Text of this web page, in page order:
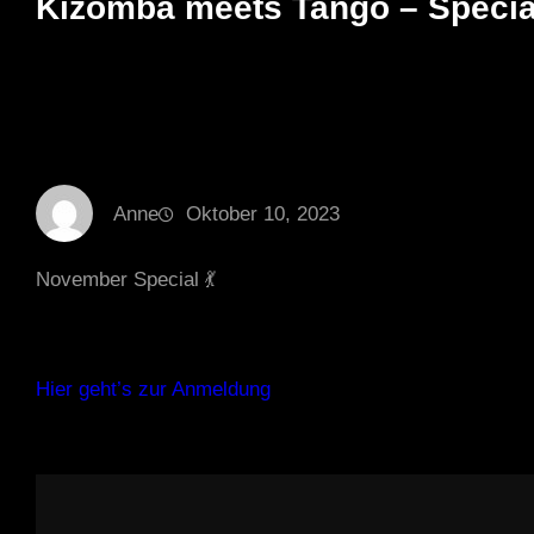
Kizomba meets Tango –
Anne Oktober 10, 2023
November Special 💃
Hier geht’s zur Anmeldung